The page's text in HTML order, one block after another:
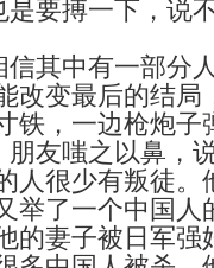
是要搏一下，说
信其中有一部分
改变最后的结局
铁，一边枪炮子
朋友嗤之以鼻，
人很少有叛徒。
举了一个中国人
的妻子被日军强